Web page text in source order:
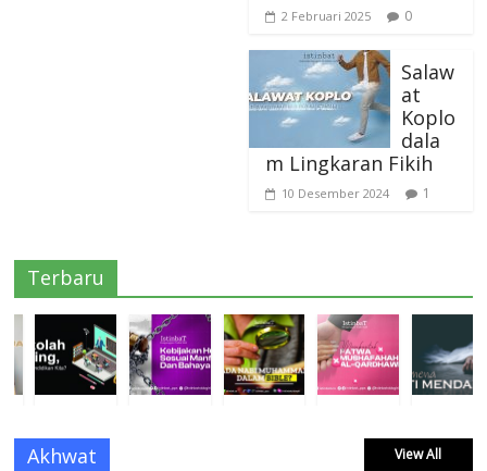
2 Februari 2025 0
Salaw
at
Koplo
dala
m Lingkaran Fikih
10 Desember 2024 1
Terbaru
Akhwat View All